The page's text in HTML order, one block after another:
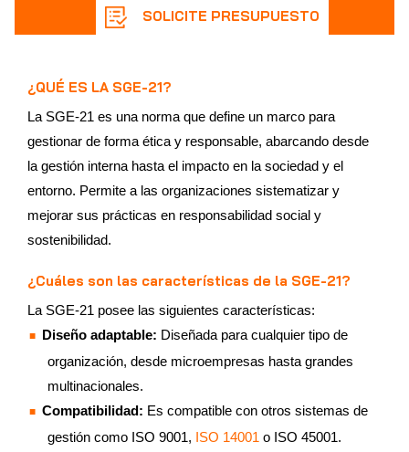
SOLICITE PRESUPUESTO
¿QUÉ ES LA SGE-21?
La SGE-21 es una norma que define un marco para
gestionar de forma ética y responsable, abarcando desde
la gestión interna hasta el impacto en la sociedad y el
entorno. Permite a las organizaciones sistematizar y
mejorar sus prácticas en responsabilidad social y
sostenibilidad.
¿Cuáles son las características de la SGE-21?
La SGE-21 posee las siguientes características:
Diseño adaptable: Diseñada para cualquier tipo de
organización, desde microempresas hasta grandes
multinacionales.
Compatibilidad: Es compatible con otros sistemas de
gestión como ISO 9001, ISO 14001 o ISO 45001.